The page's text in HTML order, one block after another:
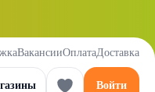
ВакансииОплатаДоставка
Войти